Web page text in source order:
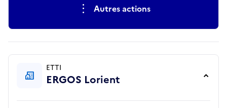
Autres actions
ETTI
ERGOS Lorient